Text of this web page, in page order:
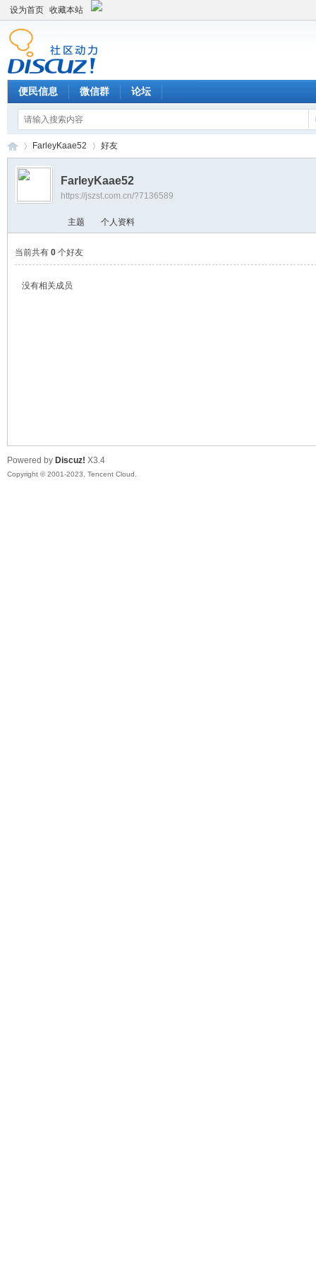
设为首页 收藏本站
便民信息 微信群 论坛
›
FarleyKaae52 好友
FarleyKaae52
https://jszst.com.cn/?7136589
主题 个人资料
当前共有 0个好友
没有相关成员
Powered by Discuz! X3.4
Copyright © 2001-2023, Tencent Cloud.